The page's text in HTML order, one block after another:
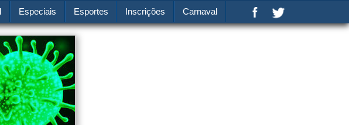
Especiais Esportes Inscrições Carnaval